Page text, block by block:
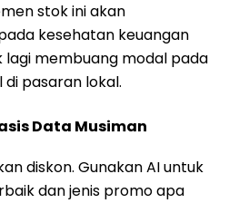
stok ini akan
kesehatan keuangan
lagi membuang modal pada
di pasaran lokal.
Data Musiman
diskon. Gunakan AI untuk
dan jenis promo apa